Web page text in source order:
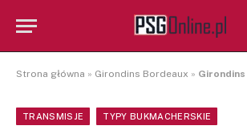
Strona główna » Girondins Bordeaux » Girondins Bordeaux – PSG typy i
TRANSMISJE TYPY BUKMACHERSKIE